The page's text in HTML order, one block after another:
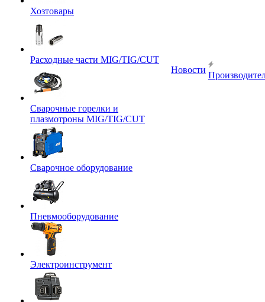
Хозтовары
Расходные части MIG/TIG/CUT
Сварочные горелки и
плазмотроны MIG/TIG/CUT
Сварочное оборудование
Пневмооборудование
Электроинструмент
Новости